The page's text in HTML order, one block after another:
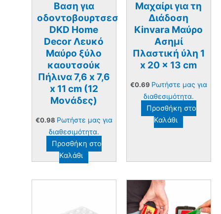
Βαση για
οδοντοβουρτσεσ
DKD Home
Decor Λευκό
Μαύρο ξύλο
καουτσούκ
Πήλινα 7,6 x 7,6
x 11 cm (12
Μονάδες)
€0.98 Ρωτήστε μας για
διαθεσιμότητα.
Προσθήκη στο
Καλάθι
Μαχαίρι για τη
Διάδοση
Kinvara Μαύρο
Ασημί
Πλαστική ύλη 1
x 20 x 13 cm
€0.69 Ρωτήστε μας για
διαθεσιμότητα.
Προσθήκη στο
Καλάθι